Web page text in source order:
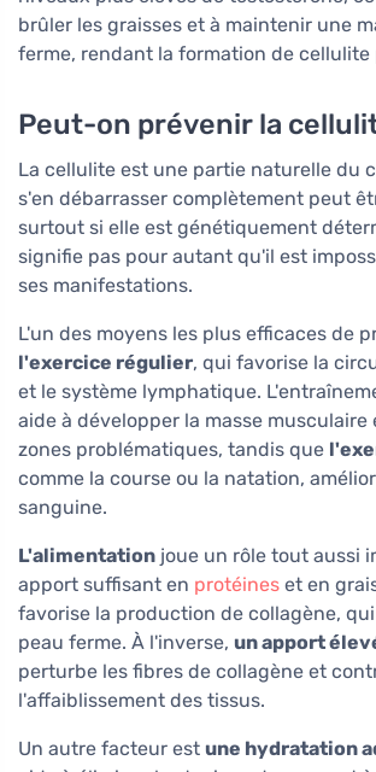
brûler les graisses et à maintenir une
ferme, rendant la formation de cellulite
Peut-on prévenir la
La cellulite est une partie naturelle du
s'en débarrasser complètement peut
surtout si elle est génétiquement
signifie pas pour autant qu'il est
ses manifestations.
L'un des moyens les plus efficaces de
l'exercice régulier, qui favorise la
et le système lymphatique.
aide à développer la masse musculaire
zones problématiques, tandis que
comme la course ou la natation,
sanguine.
L'alimentation joue un rôle tout aussi
apport suffisant en protéines et en
favorise la production de collagène,
peau ferme. À l'inverse, un apport
perturbe les fibres de collagène et
l'affaiblissement des tissus.
Un autre facteur est une hydratation